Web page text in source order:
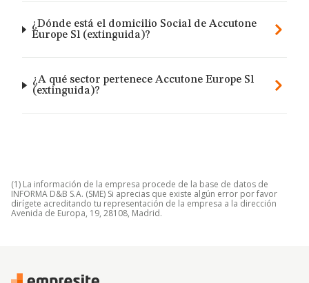
¿Dónde está el domicilio Social de Accutone
Europe Sl (extinguida)?
¿A qué sector pertenece Accutone Europe Sl
(extinguida)?
(1) La información de la empresa procede de la base de datos de
INFORMA D&B S.A. (SME) Si aprecias que existe algún error por favor
dirígete acreditando tu representación de la empresa a la dirección
Avenida de Europa, 19, 28108, Madrid.